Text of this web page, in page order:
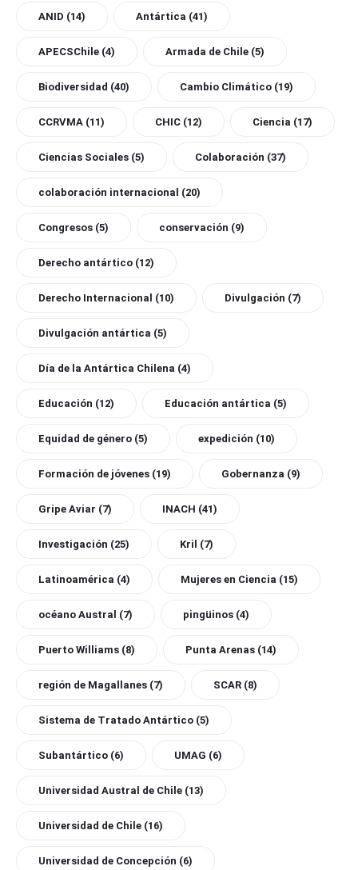
ANID (14) Antártica (41)
APECSChile (4) Armada de Chile (5)
Biodiversidad (40) Cambio Climático (19)
CCRVMA (11) CHIC (12) Ciencia (17)
Ciencias Sociales (5) Colaboración (37)
colaboración internacional (20)
Congresos (5) conservación (9)
Derecho antártico (12)
Derecho Internacional (10) Divulgación (7)
Divulgación antártica (5)
Día de la Antártica Chilena (4)
Educación (12) Educación antártica (5)
Equidad de género (5) expedición (10)
Formación de jóvenes (19) Gobernanza (9)
Gripe Aviar (7) INACH (41)
Investigación (25) Kril (7)
Latinoamérica (4) Mujeres en Ciencia (15)
océano Austral (7) pingüinos (4)
Puerto Williams (8) Punta Arenas (14)
región de Magallanes (7) SCAR (8)
Sistema de Tratado Antártico (5)
Subantártico (6) UMAG (6)
Universidad Austral de Chile (13)
Universidad de Chile (16)
Universidad de Concepción (6)